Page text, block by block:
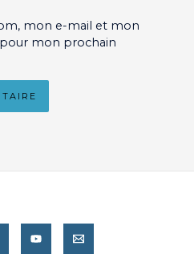
mon e-mail et mon
mon prochain